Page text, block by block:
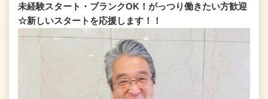
未経験スタート・ブランクOK！がっつり働きたい方歓迎
☆新しいスタートを応援します！！